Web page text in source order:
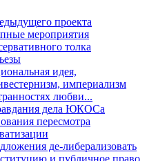
проекта
мероприятия
толка
идея,
империализм
любви...
дела ЮКОСа
пересмотра
де-либерализовать